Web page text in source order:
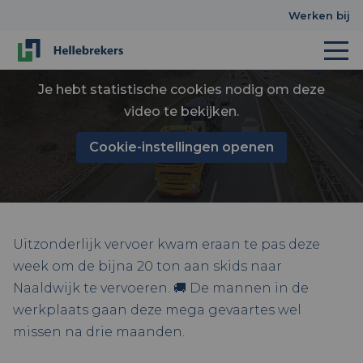
Werken bij
Je hebt statistische cookies nodig om deze
video te bekijken.
Cookie-instellingen openen
Uitzonderlijk vervoer kwam eraan te pas deze
week om de bijna 20 ton aan skids naar
Naaldwijk te vervoeren. 🚚 De mannen in de
werkplaats gaan deze mega gevaartes wel
missen na drie maanden.